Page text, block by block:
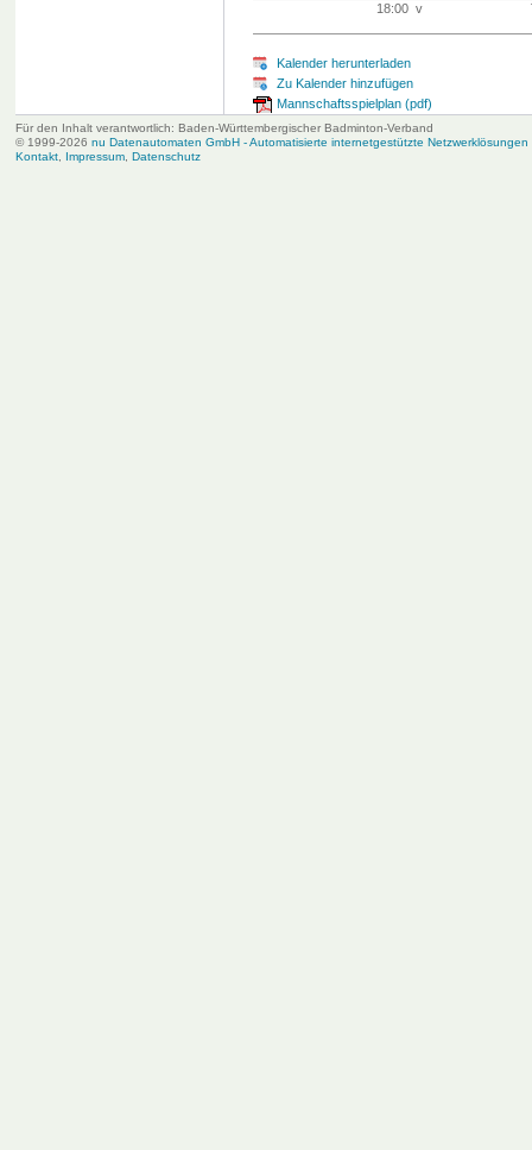
18:00 v
Kalender herunterladen
Zu Kalender hinzufügen
Mannschaftsspielplan (pdf)
Für den Inhalt verantwortlich: Baden-Württembergischer Badminton-Verband
© 1999-2026 nu Datenautomaten GmbH - Automatisierte internetgestützte Netzwerklösungen
Kontakt, Impressum, Datenschutz